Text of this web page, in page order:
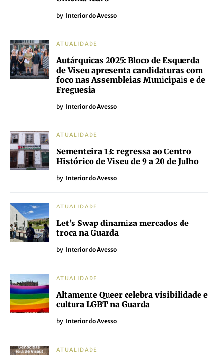
by Interior do Avesso
ATUALIDADE
Autárquicas 2025: Bloco de Esquerda
de Viseu apresenta candidaturas com
foco nas Assembleias Municipais e de
Freguesia
by Interior do Avesso
ATUALIDADE
Sementeira 13: regressa ao Centro
Histórico de Viseu de 9 a 20 de Julho
by Interior do Avesso
ATUALIDADE
Let’s Swap dinamiza mercados de
troca na Guarda
by Interior do Avesso
ATUALIDADE
Altamente Queer celebra visibilidade e
cultura LGBT na Guarda
by Interior do Avesso
ATUALIDADE